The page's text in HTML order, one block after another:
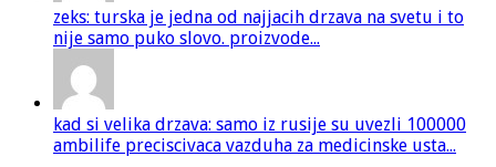
zeks: turska je jedna od najjacih drzava na svetu i to
nije samo puko slovo. proizvode...
kad si velika drzava: samo iz rusije su uvezli 100000
ambilife preciscivaca vazduha za medicinske usta...